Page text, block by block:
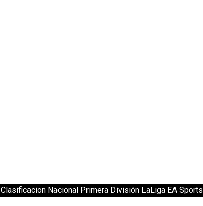
Clasificacion Nacional Primera División LaLiga EA Sports